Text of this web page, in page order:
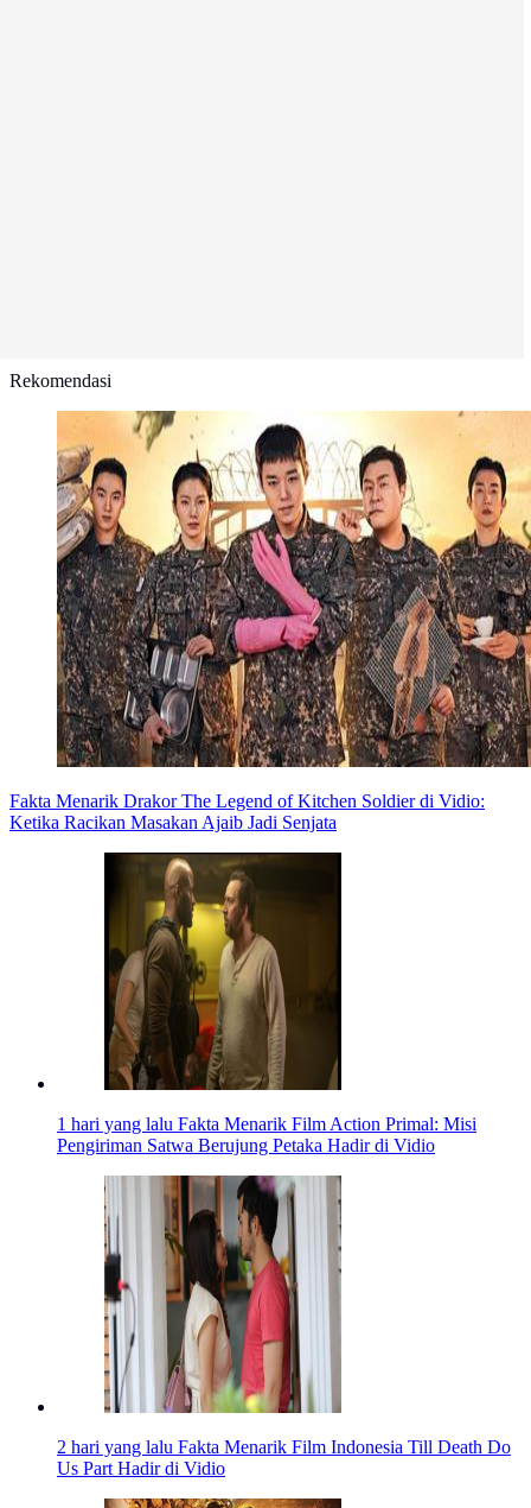
Rekomendasi
Fakta Menarik Drakor The Legend of Kitchen Soldier di Vidio:
Ketika Racikan Masakan Ajaib Jadi Senjata
1 hari yang lalu Fakta Menarik Film Action Primal: Misi
Pengiriman Satwa Berujung Petaka Hadir di Vidio
2 hari yang lalu Fakta Menarik Film Indonesia Till Death Do
Us Part Hadir di Vidio